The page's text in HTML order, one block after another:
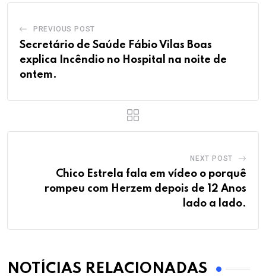
PREVIOUS POST
Secretário de Saúde Fábio Vilas Boas
explica Incêndio no Hospital na noite de
ontem.
NEXT POST
Chico Estrela fala em vídeo o porquê
rompeu com Herzem depois de 12 Anos
lado a lado.
NOTÍCIAS RELACIONADAS